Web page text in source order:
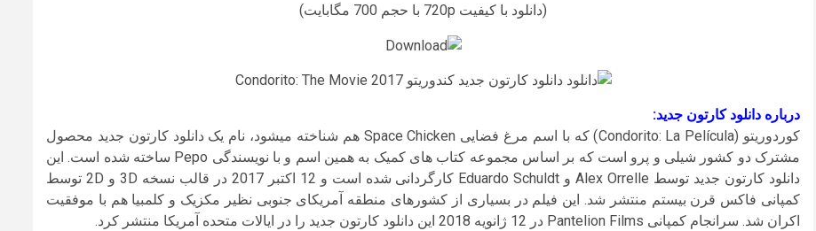
(دانلود با کیفیت 720p با حجم 700 مگابایت)
درباره دانلود کارتون جدید:
کوردوریتو (Condorito: La Película) که با اسم مرغ فضایی Space Chicken هم شناخته میشود، نام یک دانلود کارتون جدید محصول
مشترک دو کشور شیلی و پرو است که بر اساس مجموعه کتاب های کمیک به همین اسم و با نویسندگی Pepo ساخته شده است. این
دانلود کارتون جدید توسط Alex Orrelle و Eduardo Schuldt کارگردانی شده است و 12 اکتبر 2017 در قالب نسخه 3D و 2D توسط
کمپانی فاکس قرن بیستم منتشر شد. این فیلم در بسیاری از کشورهای منطقه آمریکای جنوبی نظیر مکزیک و کلمبیا هم با موفقیت
اکران شد. سرانجام کمپانی Pantelion Films در 12 ژانویه 2018 این دانلود کارتون جدید را در ایالات متحده آمریکا منتشر کرد.